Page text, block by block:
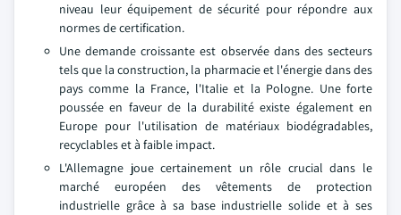
niveau leur équipement de sécurité pour répondre aux
normes de certification.
Une demande croissante est observée dans des secteurs
tels que la construction, la pharmacie et l'énergie dans des
pays comme la France, l'Italie et la Pologne. Une forte
poussée en faveur de la durabilité existe également en
Europe pour l'utilisation de matériaux biodégradables,
recyclables et à faible impact.
L'Allemagne joue certainement un rôle crucial dans le
marché européen des vêtements de protection
industrielle grâce à sa base industrielle solide et à ses